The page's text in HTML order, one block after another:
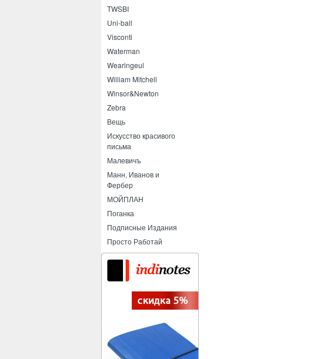
TWSBI
Uni-ball
Visconti
Waterman
Wearingeul
William Mitchell
Winsor&Newton
Zebra
Вещь
Искусство красивого
письма
Малевичъ
Манн, Иванов и
Фербер
МОЙПЛАН
Поганка
Подписные Издания
Просто Работай